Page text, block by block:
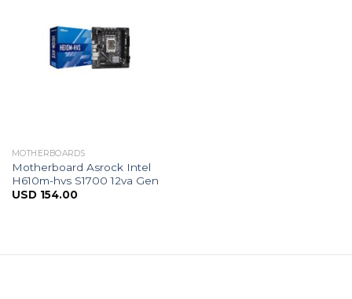
MOTHERBOARDS
Motherboard Asrock Intel
H610m-hvs S1700 12va Gen
USD 154.00